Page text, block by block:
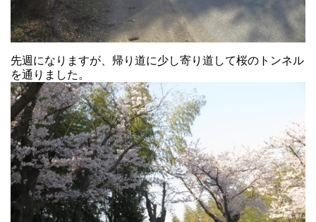
先週になりますが、帰り道に少し寄り道して桜のトンネル
を通りました。